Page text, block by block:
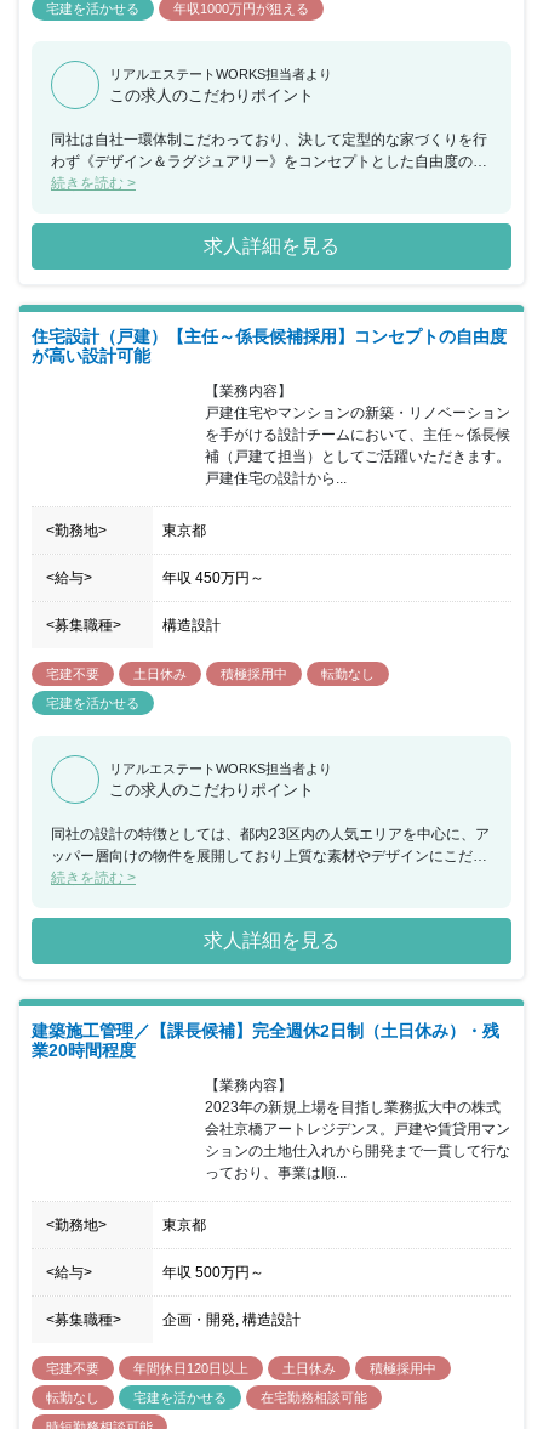
宅建を活かせる
年収1000万円が狙える
リアルエステートWORKS担当者より
この求人のこだわりポイント
同社は自社一環体制こだわっており、決して定型的な家づくりを行
わず《デザイン＆ラグジュアリー》をコンセプトとした自由度の高
い家づくりを展開しています。オリジナリティの高い設計で「優雅
確実につかみ取っており、業績はこの6年間増収増益を実現してい
ます。 今回は設計部門を本格的に強化していくためにマンションの
意匠設計士を募集しており、企業としての更なる拡大フェーズに突
続きを読む >
求人詳細を見る
住宅設計（戸建）【主任～係長候補採用】コンセプトの自由度
が高い設計可能
【業務内容】
戸建住宅やマンションの新築・リノベーション
を手がける設計チームにおいて、主任～係長候
補（戸建て担当）としてご活躍いただきます。
戸建住宅の設計から...
<勤務地> 東京都
<給与> 年収 450万円 ～
<募集職種> 構造設計
宅建不要 土日休み 積極採用中
転勤なし
宅建を活かせる
リアルエステートWORKS担当者より
この求人のこだわりポイント
同社の設計の特徴としては、都内23区内の人気エリアを中心に、ア
ッパー層向けの物件を展開しており上質な素材やデザインにこだわ
った空間設計を手掛けています。 オーナーの意向に捕らわれず自由
業の設計などにもチャレンジが出来ます。 建材や設備なども決まっ
たものを使用するわけではなく、コンセプトに合わせたものを自分
で考えて使い進めていきます。裁量の大きさと高い自由度があり、
2015年から本格的に戸建分譲事業をスタートさせ、デザイン性にも
こだわり抜いてきた結果がこの6年間増収増益を実現し、社員数も9
倍近く増加している成長中の企業になります。
続きを読む >
求人詳細を見る
建築施工管理／【課長候補】完全週休2日制（土日休み）・残
業20時間程度
【業務内容】
2023年の新規上場を目指し業務拡大中の株式
会社京橋アートレジデンス。戸建や賃貸用マン
ションの土地仕入れから開発まで一貫して行な
っており、事業は順...
<勤務地> 東京都
<給与> 年収 500万円 ～
<募集職種> 企画・開発, 構造設計
宅建不要 年間休日120日以上 土日休み
積極採用中
転勤なし
宅建を活かせる
在宅勤務相談可能